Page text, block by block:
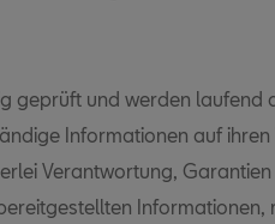
geprüft und werden laufend
Informationen auf ihren
Verantwortung,
Informationen,